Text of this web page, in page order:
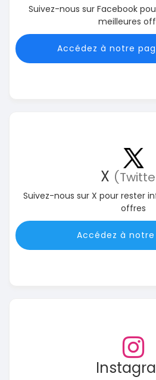
Suivez-nous sur Facebook
meilleures
Accédez à notre
X
Suivez-nous sur X pour rester
offres
Accédez à notre